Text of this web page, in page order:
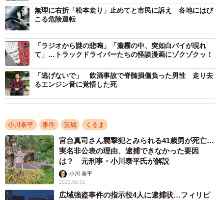
無理に右折「松本走り」止めてと市民に訴え 各地にはび
こる危険運転
「ラジオから謎の悲鳴」「濃霧の中、突如白バイが現れ
て」…トラックドライバーたちの怪談漫画にゾクゾクッ！
「逃げないで」 飲酒事故で脊髄損傷負った男性 走り去
るエンジン音に覚悟した死
小川泰平 事件 茨城 くるま
宮台真司さん襲撃犯とみられる41歳男が死亡…
実名非公表の理由、逮捕できなかった要因
は？ 元刑事・小川泰平氏が解説
小川 泰平
2023.02.01
広域強盗事件の指示役4人に逮捕状…フィリピ